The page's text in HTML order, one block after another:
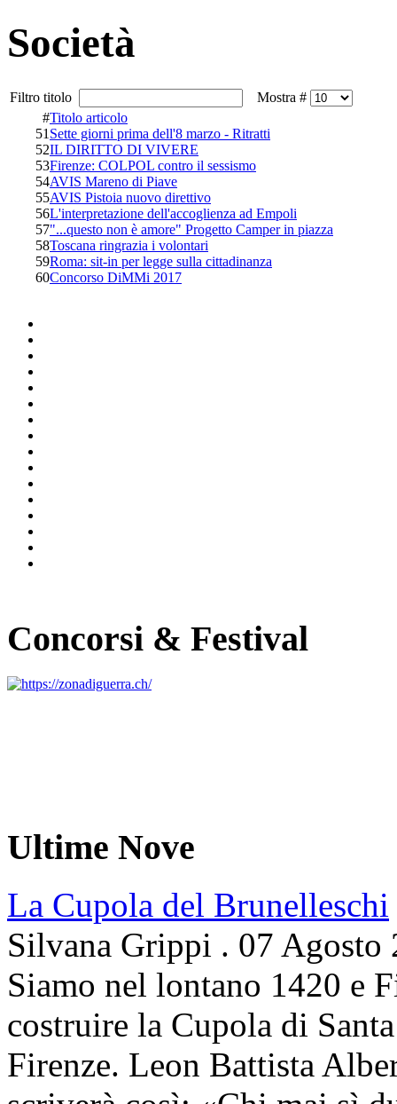
Società
Filtro titolo
Mostra #
#Titolo articolo
51 Sette giorni prima dell'8 marzo - Ritratti
52IL DIRITTO DI VIVERE
53Firenze: COLPOL contro il sessismo
54AVIS Mareno di Piave
55AVIS Pistoia nuovo direttivo
56L'interpretazione dell'accoglienza ad Empoli
57"...questo non è amore" Progetto Camper in piazza
58Toscana ringrazia i volontari
59Roma: sit-in per legge sulla cittadinanza
60Concorso DiMMi 2017
Concorsi & Festival
Ultime Nove
La Cupola del Brunelleschi
Silvana Grippi . 07 Agosto
Siamo nel lontano 1420 e
costruire la Cupola di
Firenze. Leon Battista